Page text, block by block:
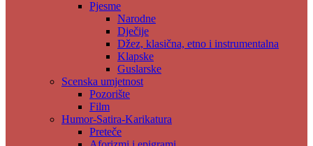
Pjesme
Narodne
Dječije
Džez, klasična, etno i instrumentalna
Klapske
Guslarske
Scenska umjetnost
Pozorište
Film
Humor-Satira-Karikatura
Preteče